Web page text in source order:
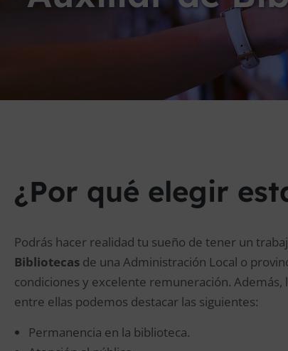
¿Por qué elegir
Podrás hacer realidad tu sueño de tener un
Bibliotecas de una Administración Local o
condiciones y excelente remuneración.
entre ellas podemos destacar las siguientes:
Permanencia en la biblioteca.